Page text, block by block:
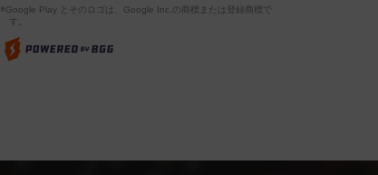
※Google Play とそのロゴは、Google Inc.の商標または登録商標で
す。